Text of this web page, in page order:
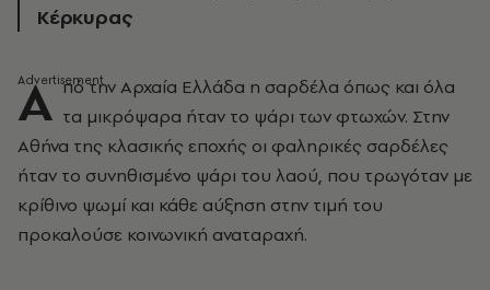
Κέρκυρας
Α πό την Αρχαία Ελλάδα η σαρδέλα όπως και όλα
τα μικρόψαρα ήταν το ψάρι των φτωχών. Στην
Αθήνα της κλασικής εποχής οι φαληρικές σαρδέλες
ήταν το συνηθισμένο ψάρι του λαού, που τρωγόταν με
κρίθινο ψωμί και κάθε αύξηση στην τιμή του
προκαλούσε κοινωνική αναταραχή.